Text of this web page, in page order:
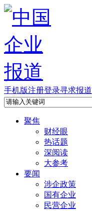
手机版注册登录寻求报道
聚焦
财经眼
热话题
深阅读
大参考
要闻
涉企政策
国有企业
民营企业